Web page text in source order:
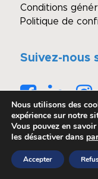
Conditions
Politique de
Suivez-nous
© Copyright -
Réalisé par OASIS
Nous utilisons des
expérience sur notre
Vous pouvez en
les désactiver dans
Accepter